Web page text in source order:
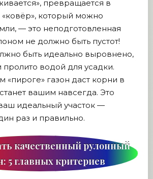
превращается в
«ковёр», который можно
— это неподготовленная
не должно быть пустот!
быть идеально выровнено,
пролито водой для усадки.
«пироге» газон даст корни в
вашим навсегда. Это
идеальный участок —
раз и правильно.
качественный рулонный
5 главных критериев